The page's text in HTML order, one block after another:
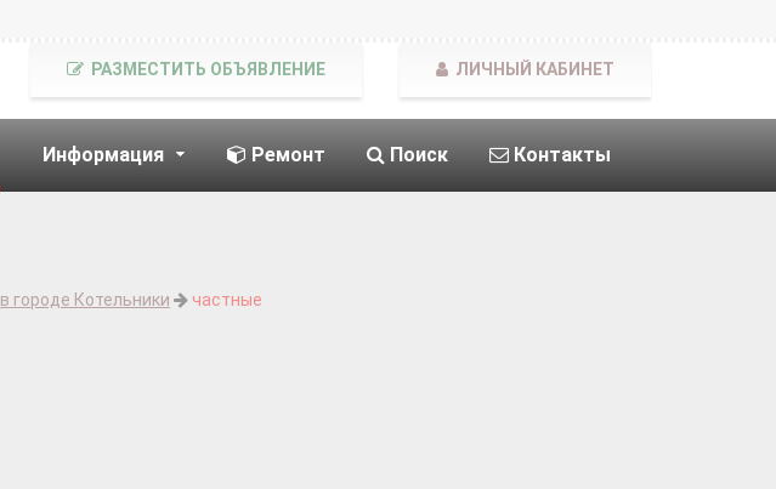
Информация Ремонт Поиск Контакты
РАЗМЕСТИТЬ ОБЪЯВЛЕНИЕ ЛИЧНЫЙ КАБИНЕТ
в городе Котельники
частные